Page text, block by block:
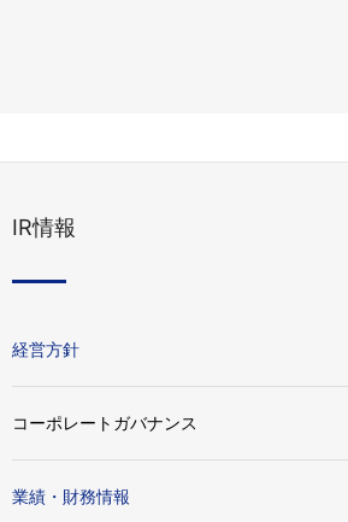
IR情報
経営方針
コーポレートガバナンス
業績・財務情報